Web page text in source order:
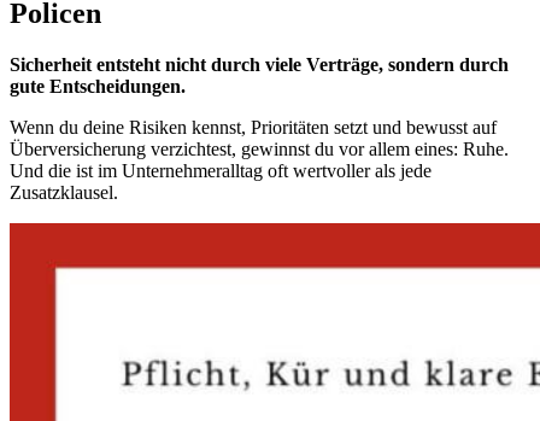
Policen
Sicherheit entsteht nicht durch viele Verträge, sondern durch
gute Entscheidungen.
Wenn du deine Risiken kennst, Prioritäten setzt und bewusst auf
Überversicherung verzichtest, gewinnst du vor allem eines: Ruhe.
Und die ist im Unternehmeralltag oft wertvoller als jede
Zusatzklausel.